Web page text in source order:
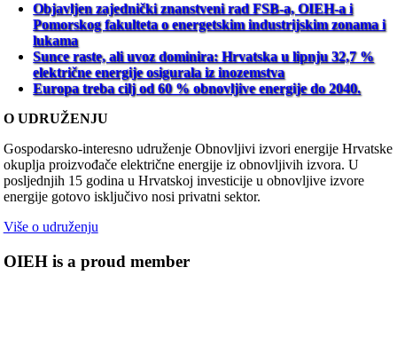
Objavljen zajednički znanstveni rad FSB-a, OIEH-a i
Pomorskog fakulteta o energetskim industrijskim zonama i
lukama
Sunce raste, ali uvoz dominira: Hrvatska u lipnju 32,7 %
električne energije osigurala iz inozemstva
Europa treba cilj od 60 % obnovljive energije do 2040.
O UDRUŽENJU
Gospodarsko-interesno udruženje Obnovljivi izvori energije Hrvatske
okuplja proizvođače električne energije iz obnovljivih izvora. U
posljednjih 15 godina u Hrvatskoj investicije u obnovljive izvore
energije gotovo isključivo nosi privatni sektor.
Više o udruženju
OIEH is a proud member